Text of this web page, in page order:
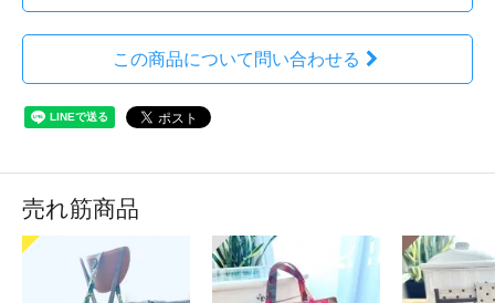
この商品について問い合わせる
売れ筋商品